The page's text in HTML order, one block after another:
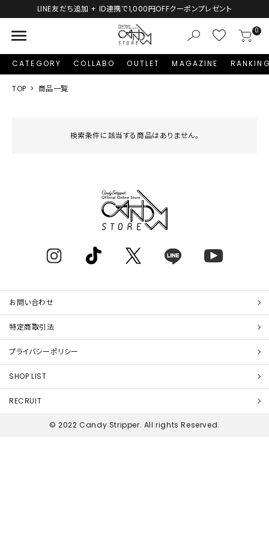
LINE友だち追加 + ID連携で1,000円OFFクーポンプレゼント
menu 0
CATEGORY COLLABO OUTLET MAGAZINE
TOP 商品一覧
検索条件に該当する商品はありません。
お問い合わせ
特定商取引法
プライバシーポリシー
SHOP LIST
RECRUIT
© 2022 Candy Stripper. All rights Reserved.